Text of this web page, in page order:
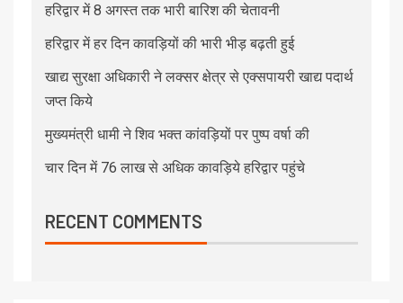
हरिद्वार में 8 अगस्त तक भारी बारिश की चेतावनी
हरिद्वार में हर दिन कावड़ियों की भारी भीड़ बढ़ती हुई
खाद्य सुरक्षा अधिकारी ने लक्सर क्षेत्र से एक्सपायरी खाद्य पदार्थ
जप्त किये
मुख्यमंत्री धामी ने शिव भक्त कांवड़ियों पर पुष्प वर्षा की
चार दिन में 76 लाख से अधिक कावड़िये हरिद्वार पहुंचे
RECENT COMMENTS